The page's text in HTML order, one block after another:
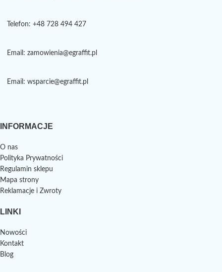
Telefon: +48 728 494 427
Email: zamowienia@egraffit.pl
Email: wsparcie@egraffit.pl
INFORMACJE
O nas
Polityka Prywatności
Regulamin sklepu
Mapa strony
Reklamacje i Zwroty
LINKI
Nowości
Kontakt
Blog